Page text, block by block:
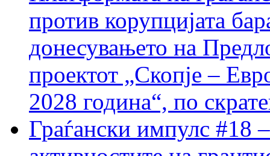
против корупцијата
донесувањето на
проектот „Скопје –
2028 година“, по
Граѓански импулс #18